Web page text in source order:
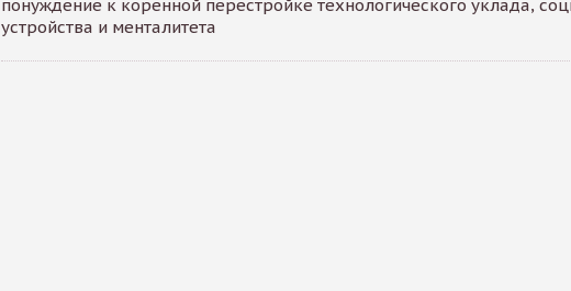
понуждение к коренной перестройке технологического уклада,
устройства и менталитета